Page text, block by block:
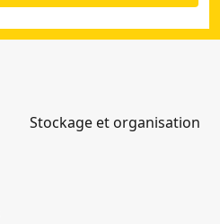
Stockage et organisation